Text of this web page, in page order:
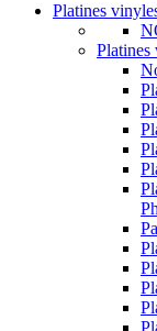
Platines
Platines